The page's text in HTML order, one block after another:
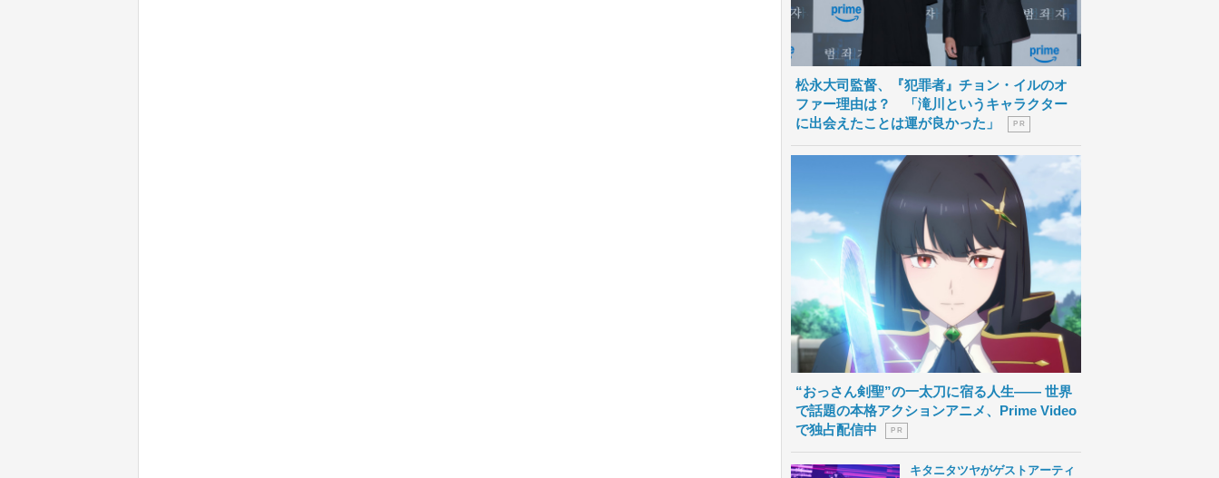
松永大司監督、『犯罪者』チョン・イルのオ
ファー理由は？ 「滝川というキャラクター
に出会えたことは運が良かった」
P R
“おっさん剣聖”の一太刀に宿る人生―― 世界
で話題の本格アクションアニメ、Prime Video
で独占配信中
P R
キタニタツヤがゲストアーティ